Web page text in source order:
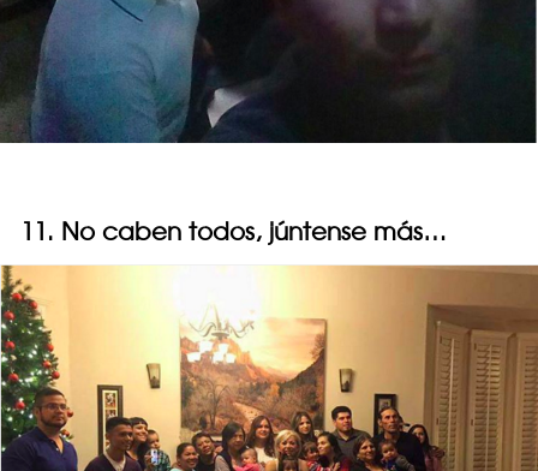
11. No caben todos, júntense más…